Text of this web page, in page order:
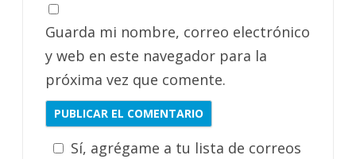
Guarda mi nombre, correo electrónico
y web en este navegador para la
próxima vez que comente.
Sí, agrégame a tu lista de correos